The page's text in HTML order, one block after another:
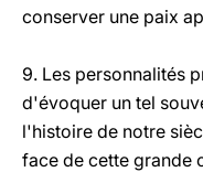
conserver une paix
9. Les personnalités
d'évoquer un tel
l'histoire de notre
face de cette grande